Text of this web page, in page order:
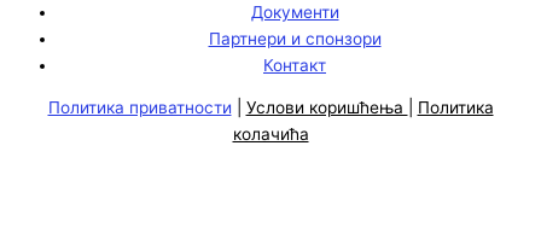
Документи
Партнери и спонзори
Контакт
Политика приватности Услови коришћења
Политика
колачића